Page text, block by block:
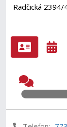
Radčická 2394/